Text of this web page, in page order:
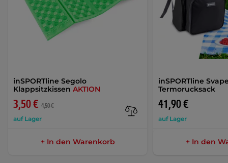
inSPORTline Segolo
Klappsitzkissen AKTION
3,50 € 4,50 €
auf Lager
+ In den Warenkorb
inSPORTline
Termorucksack
41,90 €
auf Lager
+ In den